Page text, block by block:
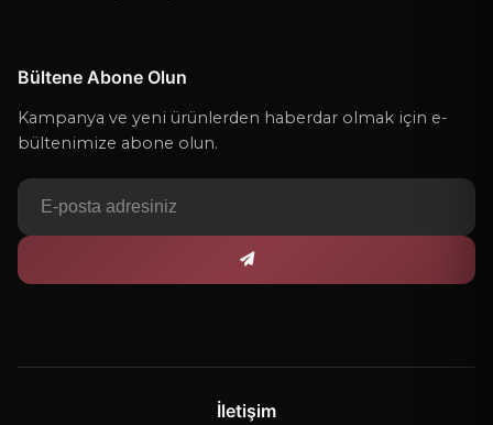
Bültene Abone Olun
Kampanya ve yeni ürünlerden haberdar olmak için e-
bültenimize abone olun.
İletişim